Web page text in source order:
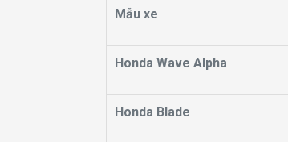
Mẫu xe
Honda Wave Alpha
Honda Blade